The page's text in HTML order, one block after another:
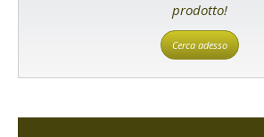
prodotto!
Cerca adesso